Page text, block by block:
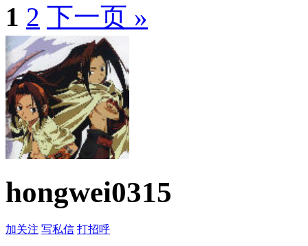
1 2 下一页 »
hongwei0315
加关注 写私信 打招呼